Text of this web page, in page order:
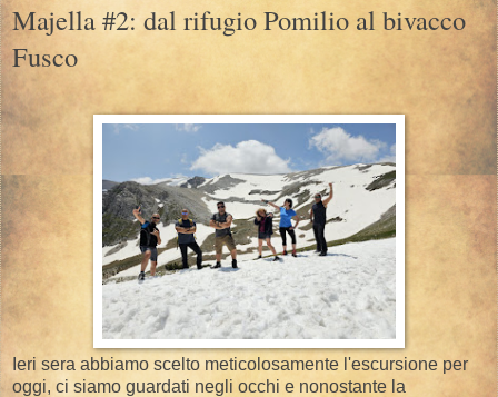
Majella #2: dal rifugio Pomilio al bivacco
Fusco
Ieri sera abbiamo scelto meticolosamente l'escursione per
oggi, ci siamo guardati negli occhi e nonostante la